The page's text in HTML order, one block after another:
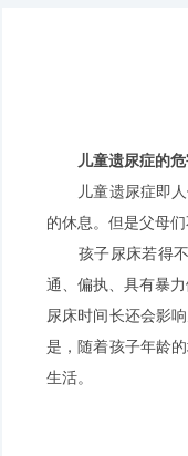
儿童遗尿症的
儿童遗尿症即人
的休息。但是父母
孩子尿床若得不
通、偏执、具有暴
尿床时间长还会影
是，随着孩子年龄
生活。